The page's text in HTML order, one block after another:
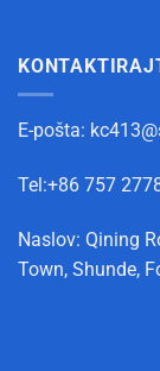
E-pošta:
Tel:+86 757
Naslov: Qining
Town, Shunde,